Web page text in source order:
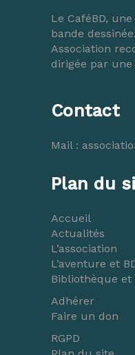
Le CaféBD,
bande
Association
dirigée par une
Contact
Mail :
Plan du
Accueil
Actualités
L’association
L’aventure et
Bibliothèque et
Adhérer
Faire un don
RGPD